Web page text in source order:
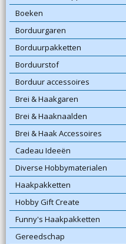
Boeken
Borduurgaren
Borduurpakketten
Borduurstof
Borduur accessoires
Brei & Haakgaren
Brei & Haaknaalden
Brei & Haak Accessoires
Cadeau Ideeën
Diverse Hobbymaterialen
Haakpakketten
Hobby Gift Create
Funny's Haakpakketten
Gereedschap